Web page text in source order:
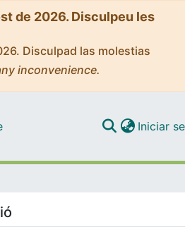
de 2026. Disculpeu les
Disculpad las molestias
inconvenience.
Iniciar